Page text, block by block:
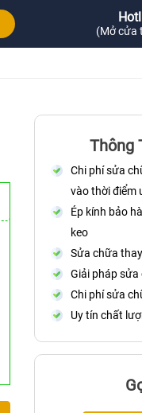
(Mở cửa
Thông
Chi phí sửa
vào thời điểm
Ép kính bảo
keo
Sửa chữa
Giải pháp
Chi phí sửa
Uy tín chất